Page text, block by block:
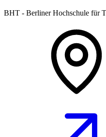
BHT - Berliner Hochschule für